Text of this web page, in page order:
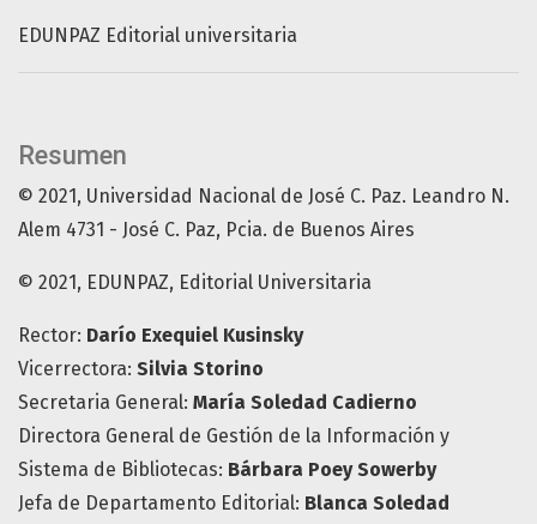
EDUNPAZ Editorial universitaria
Resumen
© 2021, Universidad Nacional de José C. Paz. Leandro N.
Alem 4731 - José C. Paz, Pcia. de Buenos Aires
© 2021, EDUNPAZ, Editorial Universitaria
Rector: Darío Exequiel Kusinsky
Vicerrectora: Silvia Storino
Secretaria General: María Soledad Cadierno
Directora General de Gestión de la Información y
Sistema de Bibliotecas: Bárbara Poey Sowerby
Jefa de Departamento Editorial: Blanca Soledad